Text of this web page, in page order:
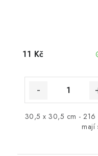
11 Kč
30,5 x 30,5 cm - 216
mají